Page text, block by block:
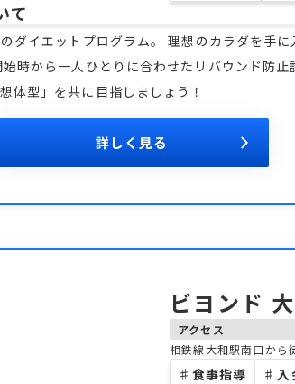
て
ダイエットプログラム。 理想のカラダを手
時から一人ひとりに合わせたリバウンド防
体型」を共に目指しましょう！
詳しく見る
ビヨンド
アクセス
相鉄線大和駅南口から
♯ 食事指導 ♯ 入